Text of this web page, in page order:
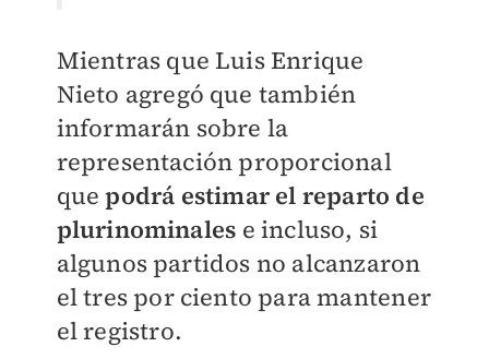
Mientras que Luis Enrique
Nieto agregó que también
informarán sobre la
representación proporcional
quepodrá estimar el reparto de
plurinominales e incluso, si
algunos partidos no alcanzaron
el tres por ciento para mantener
el registro.